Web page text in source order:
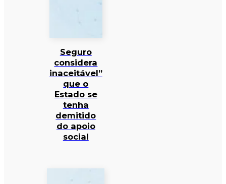
Seguro
considera
inaceitável”
que o
Estado se
tenha
demitido
do apoio
social